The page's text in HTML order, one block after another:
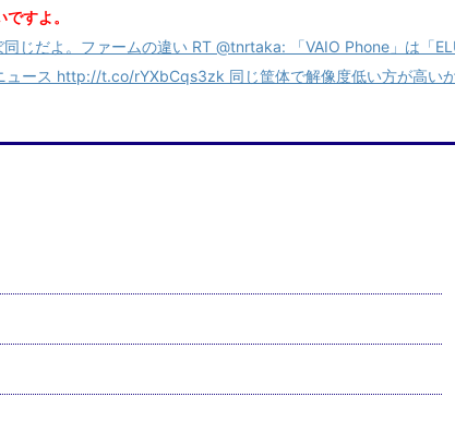
すよ。
じだよ。ファームの違い RT @tnrtaka: 「VAIO Phone」は「
ュース http://t.co/rYXbCqs3zk 同じ筐体で解像度低い方が高い